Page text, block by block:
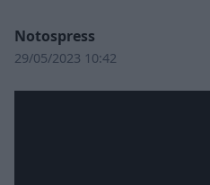
Notospress
29/05/2023 10:42